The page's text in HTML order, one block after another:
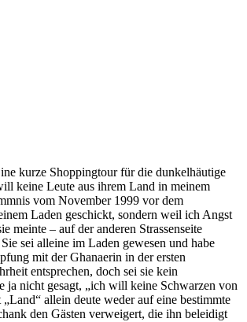
kurze Shoppingtourfür die dunkelhäutige
keine Leute aus ihrem Land in meinem
vom November 1999 vor dem
Laden geschickt, sondern weil ich Angst
meinte – auf der anderen Strassenseite
sei alleine im Laden gewesen und habe
mit der Ghanaerin in der ersten
entsprechen, doch sei sie kein
ja nicht gesagt, „ich will keine Schwarzen von
allein deute weder auf eine bestimmte
den Gästen verweigert, die ihn beleidigt